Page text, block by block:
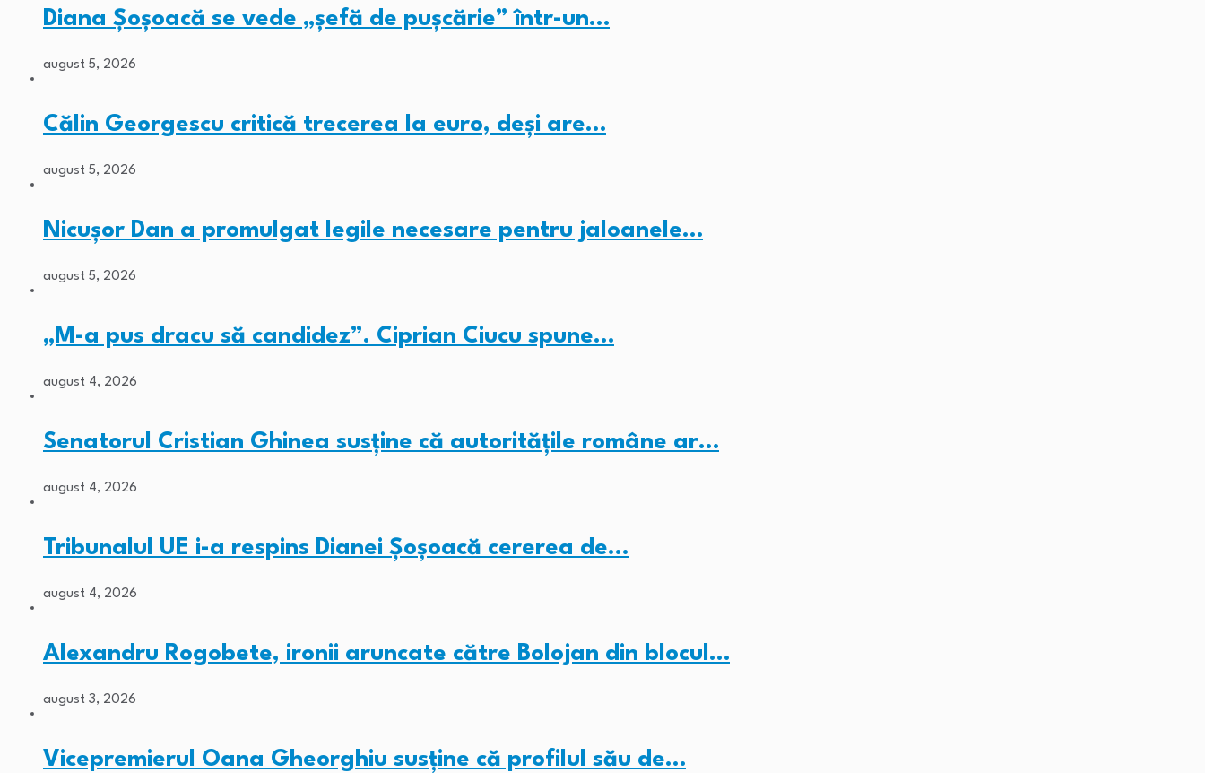
Diana Șoșoacă se vede „șefă de pușcărie” într-un…
august 5, 2026
Călin Georgescu critică trecerea la euro, deși are…
august 5, 2026
Nicușor Dan a promulgat legile necesare pentru jaloanele…
august 5, 2026
„M-a pus dracu să candidez”. Ciprian Ciucu spune…
august 4, 2026
Senatorul Cristian Ghinea susține că autoritățile române ar…
august 4, 2026
Tribunalul UE i-a respins Dianei Șoșoacă cererea de…
august 4, 2026
Alexandru Rogobete, ironii aruncate către Bolojan din blocul…
august 3, 2026
Vicepremierul Oana Gheorghiu susține că profilul său de…